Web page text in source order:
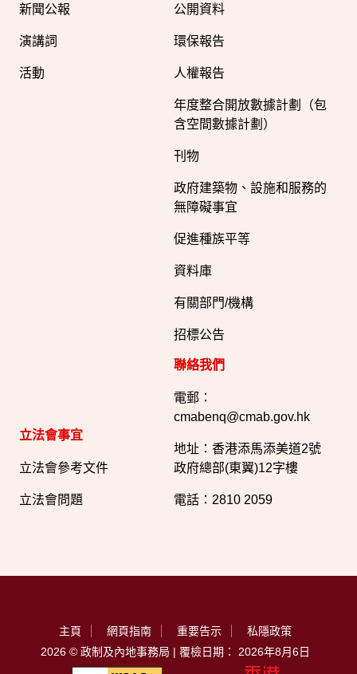
新聞公報
演講詞
活動
立法會事宜
立法會參考文件
立法會問題
公開資料
環保報告
人權報告
年度整合開放數據計劃（包
含空間數據計劃）
刊物
政府建築物、設施和服務的
無障礙事宜
促進種族平等
資料庫
有關部門/機構
招標公告
聯絡我們
電郵：
cmabenq@cmab.gov.hk​
地址：香港添馬添美道2號
政府總部(東翼)12字樓
電話：2810 2059
主頁 網頁指南 重要告示
私隱政策
2026 © 政制及內地事務局 | 覆檢日期： 2026年8月6日